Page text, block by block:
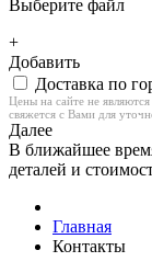
Выберите файл
+
Добавить
Доставка по
Цены на сайте не
свяжется с Вами для
Далее
В ближайшее
деталей и
Главная
Контакты